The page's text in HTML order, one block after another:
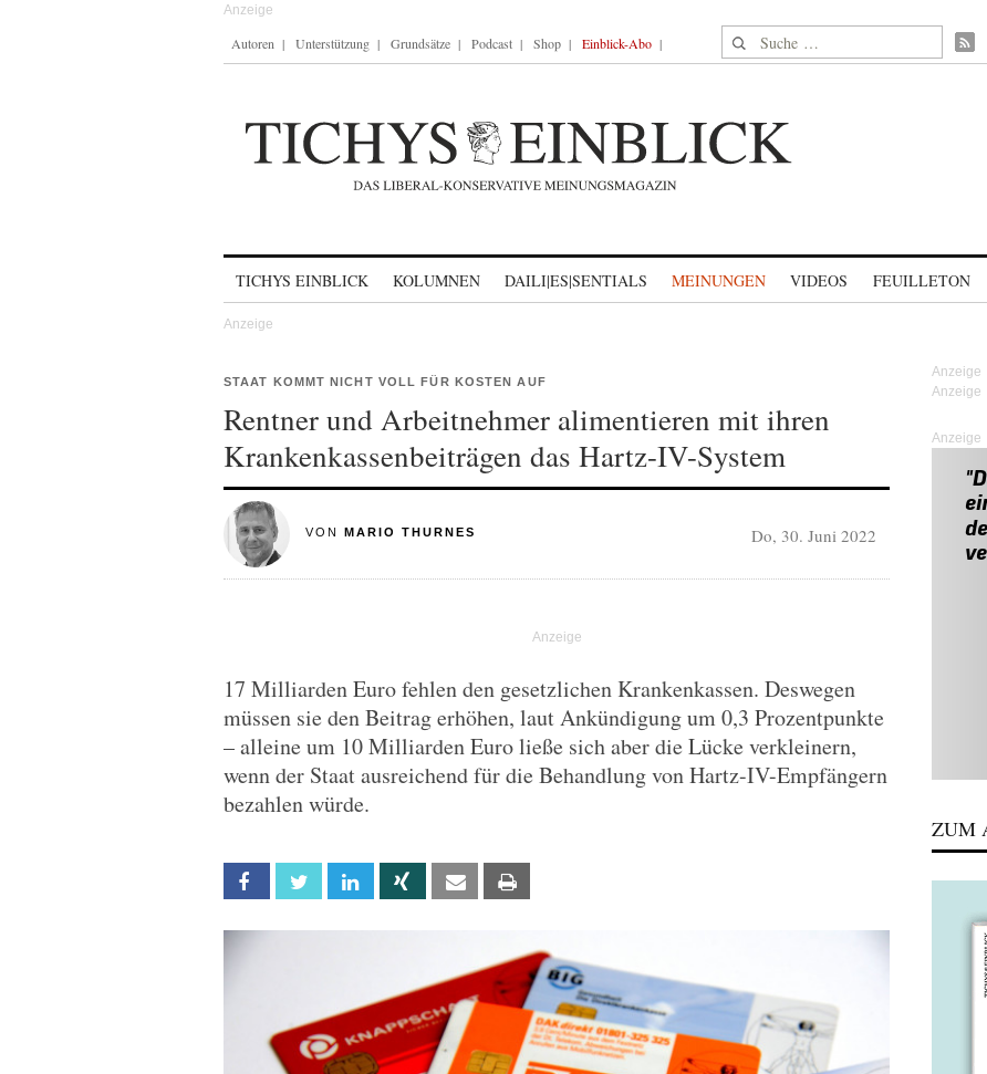
Autoren Unterstützung Grundsätze Podcast Shop Einblick-Abo Suche nach:
TICHYS EINBLICK KOLUMNEN DAILI|ES|SENTIALS MEINUNGEN VIDEOS FEUILLETON
STAAT KOMMT NICHT VOLL FÜR KOSTEN AUF
Rentner und Arbeitnehmer alimentieren mit ihren
Krankenkassenbeiträgen das Hartz-IV-System
VON MARIO THURNES Do, 30. Juni 2022
17 Milliarden Euro fehlen den gesetzlichen Krankenkassen. Deswegen
müssen sie den Beitrag erhöhen, laut Ankündigung um 0,3 Prozentpunkte
– alleine um 10 Milliarden Euro ließe sich aber die Lücke verkleinern,
wenn der Staat ausreichend für die Behandlung von Hartz-IV-Empfängern
bezahlen würde.
Facebook Twitter Linkedin Xing Email
Anzeige
ZUM